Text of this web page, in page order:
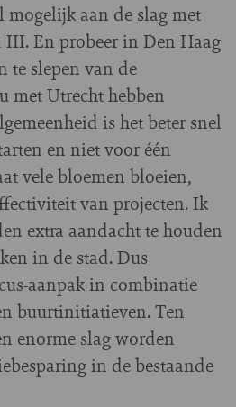
mogelijk aan de slag met
III. En probeer in Den Haag
te slepen van de
met Utrecht hebben
is het beter snel
en niet voor één
vele bloemen bloeien,
van projecten. Ik
extra aandacht te houden
in de stad. Dus
aanpak in combinatie
buurtinitiatieven. Ten
enorme slag worden
in de bestaande